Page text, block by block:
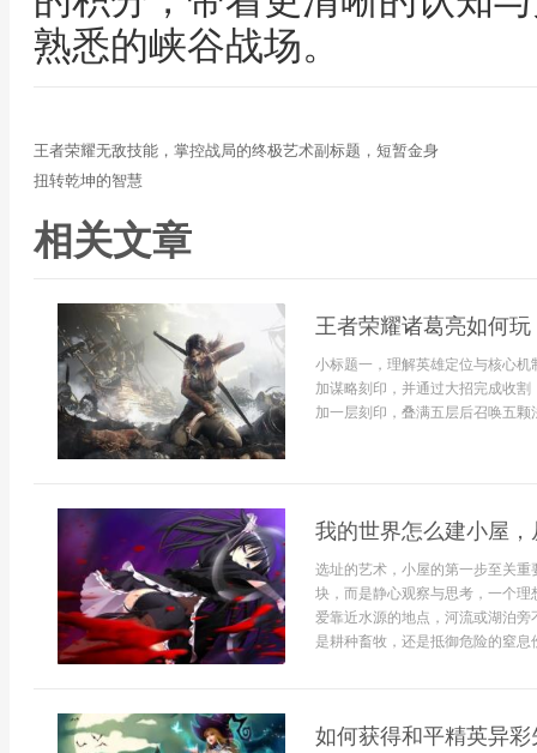
熟悉的峡谷战场。
王者荣耀无敌技能，掌控战局的终极艺术副标题，短暂金身
扭转乾坤的智慧
相关文章
王者荣耀诸葛亮如何
小标题一，理解英雄定位与核心
加谋略刻印，并通过大招完成收
加一层刻印，叠满五层后召唤五
我的世界怎么建小屋
选址的艺术，小屋的第一步至关
块，而是静心观察与思考，一个
爱靠近水源的地点，河流或湖泊
是耕种畜牧，还是抵御危险的窒
如何获得和平精英异